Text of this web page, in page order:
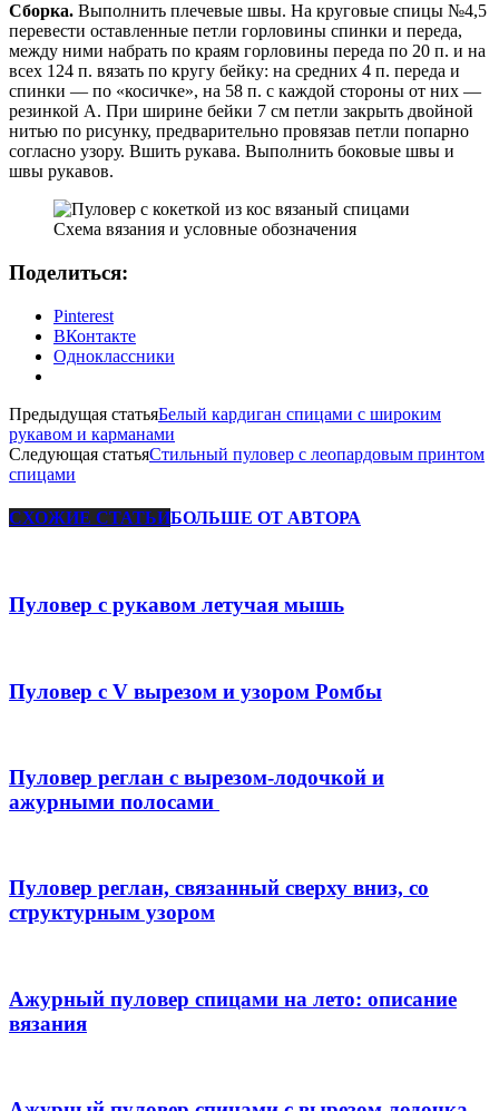
Сборка. Выполнить плечевые швы. На круговые спицы №4,5
перевести оставленные петли горловины спинки и переда,
между ними набрать по краям горловины переда по 20 п. и на
всех 124 п. вязать по кругу бейку: на средних 4 п. переда и
спинки — по «косичке», на 58 п. с каждой стороны от них —
резинкой А. При ширине бейки 7 cм петли закрыть двойной
нитью по рисунку, предварительно провязав петли попарно
согласно узору. Вшить рукава. Выполнить боковые швы и
швы рукавов.
Схема вязания и условные обозначения
Поделиться:
Pinterest
ВКонтакте
Одноклассники
Предыдущая статьяБелый кардиган спицами с широким
рукавом и карманами
Следующая статьяСтильный пуловер с леопардовым принтом
спицами
СХОЖИЕ СТАТЬИБОЛЬШЕ ОТ АВТОРА
Пуловер с рукавом летучая мышь
Пуловер с V вырезом и узором Ромбы
Пуловер реглан с вырезом-лодочкой и
ажурными полосами
Пуловер реглан, связанный сверху вниз, со
структурным узором
Ажурный пуловер спицами на лето: описание
вязания